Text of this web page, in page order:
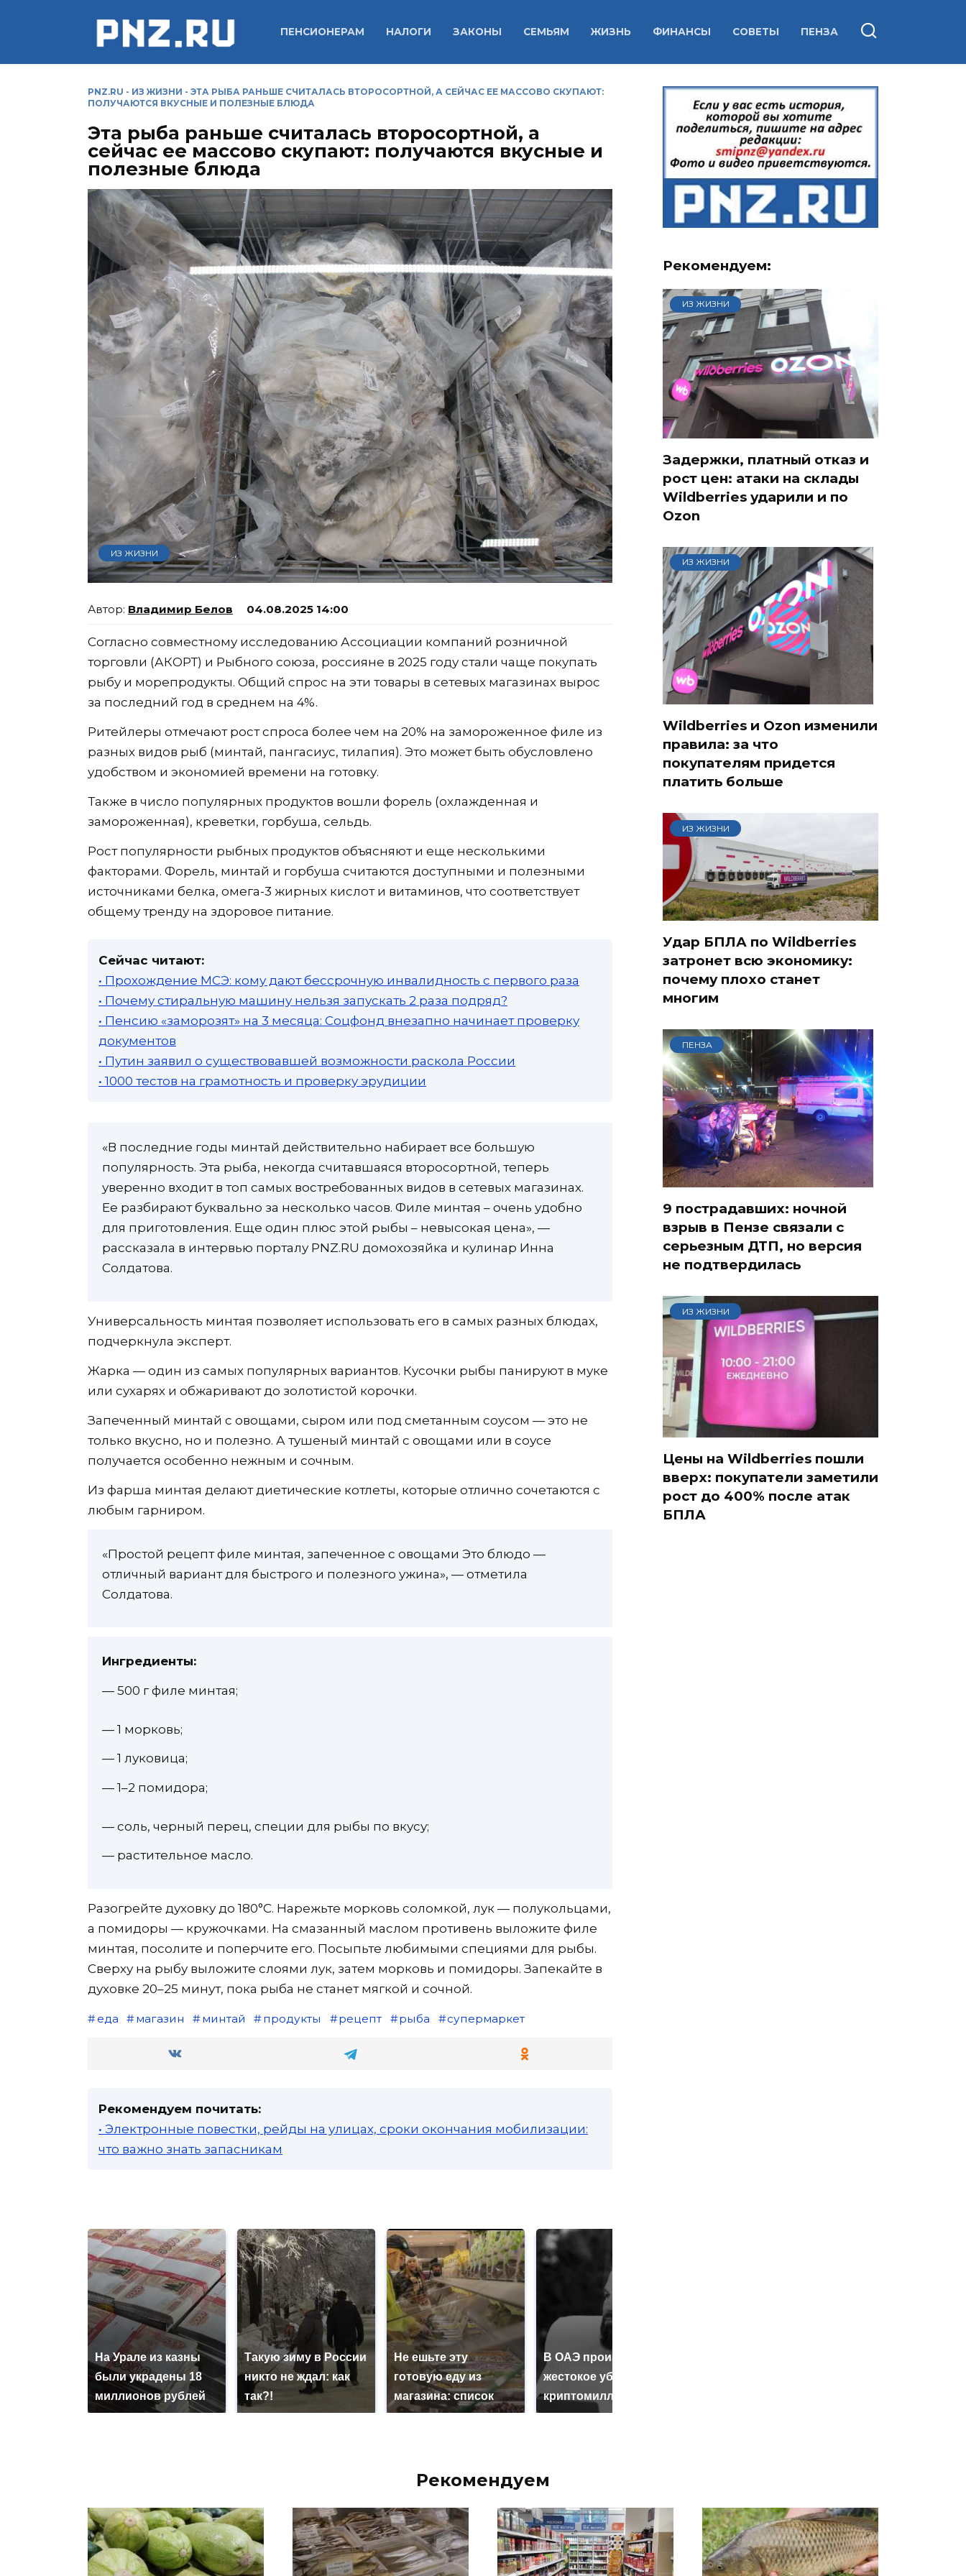
ПЕНСИОНЕРАМ НАЛОГИ ЗАКОНЫ СЕМЬЯМ ЖИЗНЬ ФИНАНСЫ СОВЕТЫ ПЕНЗА
PNZ.RU - ИЗ ЖИЗНИ - ЭТА РЫБА РАНЬШЕ СЧИТАЛАСЬ ВТОРОСОРТНОЙ, А СЕЙЧАС ЕЕ МАССОВО СКУПАЮТ:
ПОЛУЧАЮТСЯ ВКУСНЫЕ И ПОЛЕЗНЫЕ БЛЮДА
Эта рыба раньше считалась второсортной, а
сейчас ее массово скупают: получаются вкусные и
полезные блюда
ИЗ ЖИЗНИ
Владимир Белов 04.08.2025 14:00
Согласно совместному исследованию Ассоциации компаний розничной
торговли (АКОРТ) и Рыбного союза, россияне в 2025 году стали чаще покупать
рыбу и морепродукты. Общий спрос на эти товары в сетевых магазинах вырос
за последний год в среднем на 4%.
Ритейлеры отмечают рост спроса более чем на 20% на замороженное филе из
разных видов рыб (минтай, пангасиус, тилапия). Это может быть обусловлено
удобством и экономией времени на готовку.
Также в число популярных продуктов вошли форель (охлажденная и
замороженная), креветки, горбуша, сельдь.
Рост популярности рыбных продуктов объясняют и еще несколькими
факторами. Форель, минтай и горбуша считаются доступными и полезными
источниками белка, омега-3 жирных кислот и витаминов, что соответствует
общему тренду на здоровое питание.
Сейчас читают:
• Прохождение МСЭ: кому дают бессрочную инвалидность с первого раза
• Почему стиральную машину нельзя запускать 2 раза подряд?
• Пенсию «заморозят» на 3 месяца: Соцфонд внезапно начинает проверку
документов
• Путин заявил о существовавшей возможности раскола России
• 1000 тестов на грамотность и проверку эрудиции
«В последние годы минтай действительно набирает все большую
популярность. Эта рыба, некогда считавшаяся второсортной, теперь
уверенно входит в топ самых востребованных видов в сетевых магазинах.
Ее разбирают буквально за несколько часов. Филе минтая – очень удобно
для приготовления. Еще один плюс этой рыбы – невысокая цена», —
рассказала в интервью порталу PNZ.RU домохозяйка и кулинар Инна
Солдатова.
Универсальность минтая позволяет использовать его в самых разных блюдах,
подчеркнула эксперт.
Жарка — один из самых популярных вариантов. Кусочки рыбы панируют в муке
или сухарях и обжаривают до золотистой корочки.
Запеченный минтай с овощами, сыром или под сметанным соусом — это не
только вкусно, но и полезно. А тушеный минтай с овощами или в соусе
получается особенно нежным и сочным.
Из фарша минтая делают диетические котлеты, которые отлично сочетаются с
любым гарниром.
«Простой рецепт филе минтая, запеченное с овощами Это блюдо —
отличный вариант для быстрого и полезного ужина», — отметила
Солдатова.
Ингредиенты:
— 500 г филе минтая;
— 1 морковь;
— 1 луковица;
— 1–2 помидора;
— соль, черный перец, специи для рыбы по вкусу;
— растительное масло.
Разогрейте духовку до 180°C. Нарежьте морковь соломкой, лук — полукольцами,
а помидоры — кружочками. На смазанный маслом противень выложите филе
минтая, посолите и поперчите его. Посыпьте любимыми специями для рыбы.
Сверху на рыбу выложите слоями лук, затем морковь и помидоры. Запекайте в
духовке 20–25 минут, пока рыба не станет мягкой и сочной.
еда магазин минтай продукты рецепт рыба супермаркет
Рекомендуем почитать:
• Электронные повестки, рейды на улицах, сроки окончания мобилизации:
что важно знать запасникам
На Урале из казны
были украдены 18
миллионов рублей
Такую зиму в России
никто не ждал: как
так?!
Не ешьте эту
готовую еду из
магазина: список
В ОАЭ произошло
жестокое убийство
криптомиллионера
Рекомендуем:
ИЗ ЖИЗНИ
Задержки, платный отказ и
рост цен: атаки на склады
Wildberries ударили и по
Ozon
ИЗ ЖИЗНИ
Wildberries и Ozon изменили
правила: за что
покупателям придется
платить больше
ИЗ ЖИЗНИ
Удар БПЛА по Wildberries
затронет всю экономику:
почему плохо станет
многим
ПЕНЗА
9 пострадавших: ночной
взрыв в Пензе связали с
серьезным ДТП, но версия
не подтвердилась
ИЗ ЖИЗНИ
Цены на Wildberries пошли
вверх: покупатели заметили
рост до 400% после атак
БПЛА
Рекомендуем